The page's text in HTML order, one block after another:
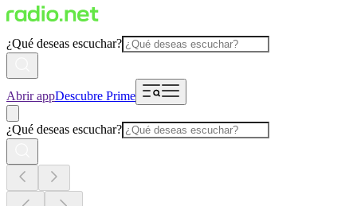
¿Qué deseas escuchar?
Abrir appDescubre Prime
¿Qué deseas escuchar?